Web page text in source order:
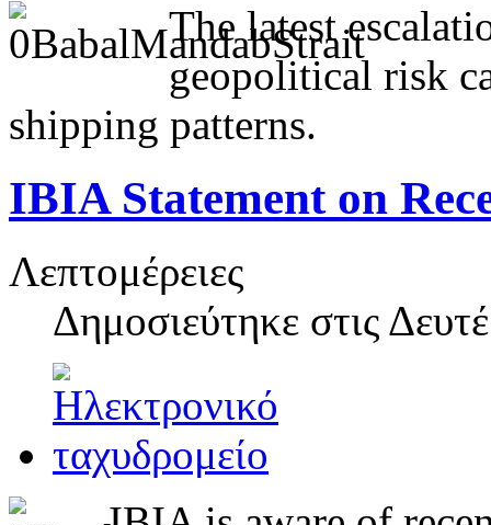
The latest
geopolitical risk
shipping patterns.
IBIA Statement on
Λεπτομέρειες
Δημοσιεύτηκε στις